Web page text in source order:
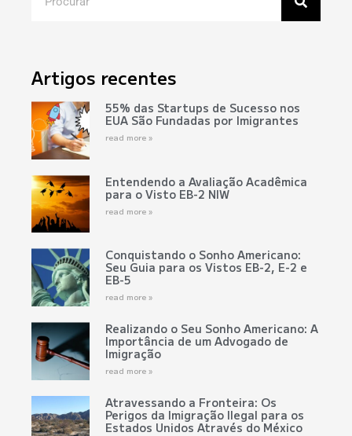
Artigos recentes
55% das Startups de Sucesso nos
EUA São Fundadas por Imigrantes
read more »
Entendendo a Avaliação Acadêmica
para o Visto EB-2 NIW
read more »
Conquistando o Sonho Americano:
Seu Guia para os Vistos EB-2, E-2 e
EB-5
read more »
Realizando o Seu Sonho Americano: A
Importância de um Advogado de
Imigração
read more »
Atravessando a Fronteira: Os
Perigos da Imigração Ilegal para os
Estados Unidos Através do México